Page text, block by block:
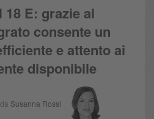
18 E: grazie al
consente un
e attento ai
disponibile
da Susanna Rossi